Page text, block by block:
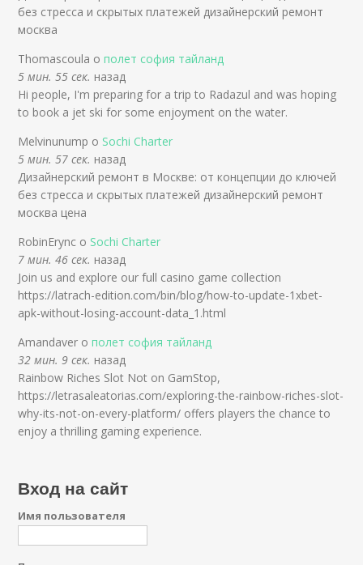
без стресса и скрытых платежей дизайнерский ремонт
москва
Thomascoula ополет софия тайланд
5 мин. 55 сек. назад
Hi people, I'm preparing for a trip to Radazul and was hoping
to book a jet ski for some enjoyment on the water.
Melvinunump о Sochi Charter
5 мин. 57 сек. назад
Дизайнерский ремонт в Москве: от концепции до ключей
без стресса и скрытых платежей дизайнерский ремонт
москва цена
RobinErync о Sochi Charter
7 мин. 46 сек. назад
Join us and explore our full casino game collection
https://latrach-edition.com/bin/blog/how-to-update-1xbet-
apk-without-losing-account-data_1.html
Amandaver ополет софия тайланд
32 мин. 9 сек. назад
Rainbow Riches Slot Not on GamStop,
https://letrasaleatorias.com/exploring-the-rainbow-riches-slot-
why-its-not-on-every-platform/ offers players the chance to
enjoy a thrilling gaming experience.
Вход на сайт
Имя пользователя